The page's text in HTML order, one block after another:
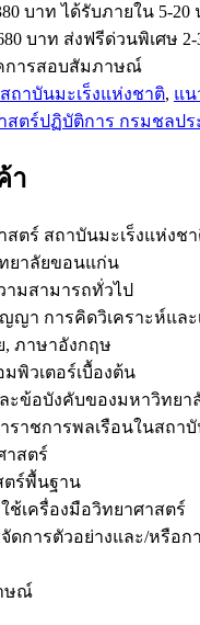
บาท ได้รับภายใน 5-20
บาท ส่งฟรีด่วนพิเศษ 2-
การสอบสัมภาษณ์
ถาบันมะเร็งแห่งชาติ, แน
สตร์ปฏิบัติการ กรมชลป
า
ตร์ สถาบันมะเร็งแห่งช
ยาลัยขอนแก่น
มสามารถทั่วไป
ญา การคิดวิเคราะห์และ
ภาษาอังกฤษ
พิวเตอร์เบื้องต้น
ะข้อบังคับของมหาวิทยา
ราชการพลเรือนในสถา
าสตร์
ตร์พื้นฐาน
ช้เครื่องมือวิทยาศาสตร์
ดการตัวอย่างและ/หรือก
ษณ์